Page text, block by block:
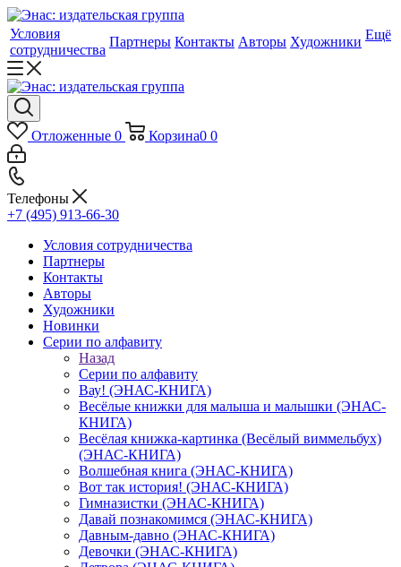
Условия
сотрудничества
Партнеры Контакты Авторы Художники Ещё
Отложенные 0 Корзина0 0
Телефоны
+7 (495) 913-66-30
Условия сотрудничества
Партнеры
Контакты
Авторы
Художники
Новинки
Серии по алфавиту
Назад
Серии по алфавиту
Вау! (ЭНАС-КНИГА)
Весёлые книжки для малыша и малышки (ЭНАС-
КНИГА)
Весёлая книжка-картинка (Весёлый виммельбух)
(ЭНАС-КНИГА)
Волшебная книга (ЭНАС-КНИГА)
Вот так история! (ЭНАС-КНИГА)
Гимназистки (ЭНАС-КНИГА)
Давай познакомимся (ЭНАС-КНИГА)
Давным-давно (ЭНАС-КНИГА)
Девочки (ЭНАС-КНИГА)